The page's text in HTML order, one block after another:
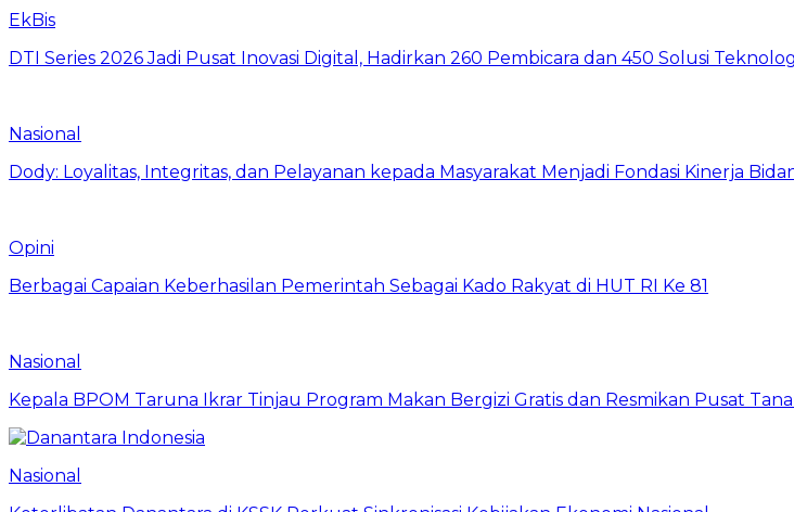
EkBis
DTI Series 2026 Jadi Pusat Inovasi Digital, Hadirkan 260 Pembicara dan 450 Solusi
Nasional
Dody: Loyalitas, Integritas, dan Pelayanan kepada Masyarakat Menjadi Fondasi Kinerja
Opini
Berbagai Capaian Keberhasilan Pemerintah Sebagai Kado Rakyat di HUT RI Ke 81
Nasional
Kepala BPOM Taruna Ikrar Tinjau Program Makan Bergizi Gratis dan Resmikan Pusat
Nasional